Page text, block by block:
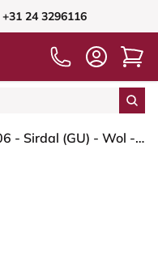
+31 24 3296116
HÅG Capisco 8106 - Sirdal (GU) - Wol - SRD320 - Ochre - Framekleur - Zilver - Gasveer - 200 mm (Zithoogte 46-64cm) - Vloercontact - Zachte wielen t.b.v. harde vloeren - Voetenring - Nee, geen voetenring - Voetster - Nee, voetster in framekleur